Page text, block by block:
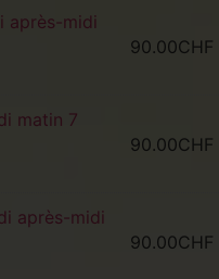
après-midi
90.00CHF
matin 7
90.00CHF
après-midi
90.00CHF